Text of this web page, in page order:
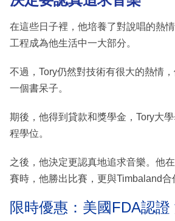
在這些日子裡，他培養了對說唱的熱
工程成為他生活中一大部分。
不過，Tory仍然對技術有很大的熱情
一個書呆子。
期後，他得到貸款和獎學金，Tory大
程學位。
之後，他決定更認真地追求音樂。他
賽時，他勝出比賽，更與Timbaland合
限時優惠：美國FDA認